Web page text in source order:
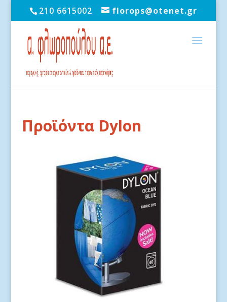
210 6615002 florops@otenet.gr
Προϊόντα Dylon